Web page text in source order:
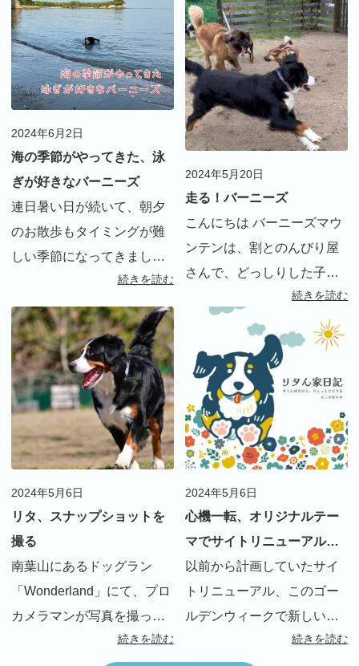
た。 ※お迎えの時の様子は
インスタグラムをご覧くだ
さい。 サー […]
大変！我が家の掃除ルーテ
ィーンを紹介します。
2024年6月2日
海の季節がやってきた、泳
ぎが好きなバーニーズ
連日暑い日が続いて、朝夕
のお散歩もタイミングが難
しい季節になってきまし
た。しかし、リタにとって
は大好きな泳ぎの季節。今
年も早速始まりました。 積
極的に海に入るバーニーズ
はめずらしいのか、「泳ぐ
の？バーニーズでしょ？」
って […]
続きを読む
2024年5月20日
走る！バーニーズ
こんにちは バーニーズマウ
ンテンは、割とのんびり屋
さんで、どっしりした子が
多いです 遊ぶにも走り回る
イメージはあまりない犬種
なのですが、リタは周りの
方に「こんなに動くバーニ
ーズ初めて見た」とよく言
われます 最初の頃はまだ
[…]
続きを読む
2024年5月6日
リタ、スナップショットを
撮る
南葉山にあるドッグラン
「Wonderland」にて、プロ
カメラマンが写真を撮って
くれるオプション？が始ま
続きを読む
2024年5月6日
心機一転、オリジナルテー
マでサイトリニューアルし
ました！
以前から計画していたサイ
トリニューアル、このゴー
ルデンウィークで新しいテ
ーマに切り替えました。 ・
続きを読む